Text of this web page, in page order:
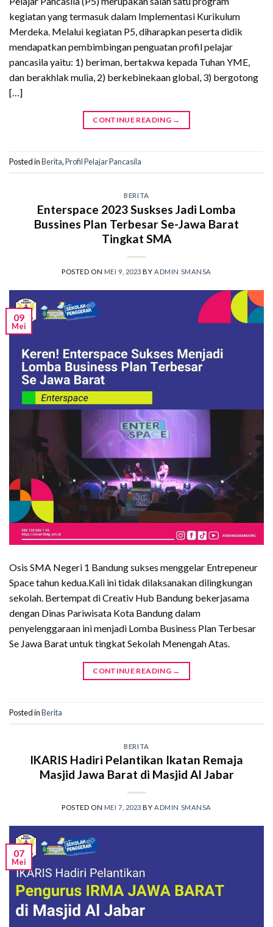
kegiatan yang termasuk dalam Implementasi Kurikulum
Merdeka. Melalui kegiatan P5, diharapkan peserta didik
mendapatkan pembimbingan penguatan profil pelajar
pancasila yaitu: 1) beriman, bertakwa kepada Tuhan YME,
dan berakhlak mulia, 2) berkebinekaan global, 3) bergotong
[…]
CONTINUE READING →
Posted inBerita,Profil Pelajar Pancasila
BERITA
Enterspace 2023 Suskses Jadi Lomba
Bussines Plan Terbesar Se-Jawa Barat
Tingkat SMA
POSTED ON MEI 9, 2023 BY ADMIN SMANSA
09
Mei
Osis SMA Negeri 1 Bandung sukses menggelar Entrepeneur
Space tahun kedua.Kali ini tidak dilaksanakan dilingkungan
sekolah. Bertempat di Creativ Hub Bandung bekerjasama
dengan Dinas Pariwisata Kota Bandung dalam
penyelenggaraan ini menjadi Lomba Business Plan Terbesar
Se Jawa Barat untuk tingkat Sekolah Menengah Atas.
CONTINUE READING →
Posted inBerita
BERITA
IKARIS Hadiri Pelantikan Ikatan Remaja
Masjid Jawa Barat di Masjid Al Jabar
POSTED ON MEI 7, 2023 BYADMIN SMANSA
07
Mei